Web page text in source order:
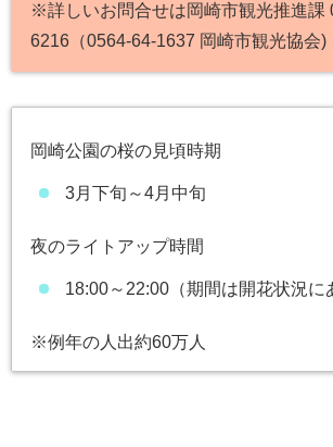
※詳しいお問合せは岡崎市観光推進課
6216（0564-64-1637 岡崎市観光協会)
岡崎公園の桜の見頃時期
3月下旬～4月中旬
夜のライトアップ時間
18:00～22:00（期間は開花状況に
※例年の人出約60万人